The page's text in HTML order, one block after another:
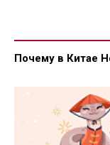
Почему в Китае